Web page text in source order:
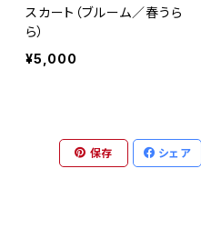
スカート（ブルーム／春うら
ら）
¥5,000
保存 シェア